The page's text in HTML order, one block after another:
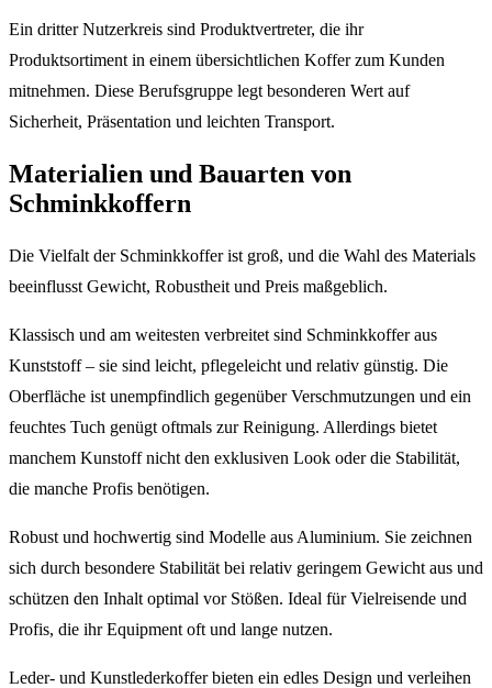
Ein dritter Nutzerkreis sind Produktvertreter, die ihr
Produktsortiment in einem übersichtlichen Koffer zum Kunden
mitnehmen. Diese Berufsgruppe legt besonderen Wert auf
Sicherheit, Präsentation und leichten Transport.
Materialien und Bauarten von
Schminkkoffern
Die Vielfalt der Schminkkoffer ist groß, und die Wahl des Materials
beeinflusst Gewicht, Robustheit und Preis maßgeblich.
Klassisch und am weitesten verbreitet sind Schminkkoffer aus
Kunststoff – sie sind leicht, pflegeleicht und relativ günstig. Die
Oberfläche ist unempfindlich gegenüber Verschmutzungen und ein
feuchtes Tuch genügt oftmals zur Reinigung. Allerdings bietet
manchem Kunstoff nicht den exklusiven Look oder die Stabilität,
die manche Profis benötigen.
Robust und hochwertig sind Modelle aus Aluminium. Sie zeichnen
sich durch besondere Stabilität bei relativ geringem Gewicht aus und
schützen den Inhalt optimal vor Stößen. Ideal für Vielreisende und
Profis, die ihr Equipment oft und lange nutzen.
Leder- und Kunstlederkoffer bieten ein edles Design und verleihen